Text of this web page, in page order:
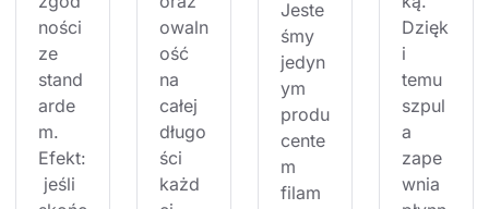
ności
ze
stand
arde
m.
Efekt:
jeśli
owaln
ość
na
całej
długo
ści
każd
Jeste
śmy
jedyn
ym
produ
cente
m
filam
Dzięk
i
temu
szpul
a
zape
wnia